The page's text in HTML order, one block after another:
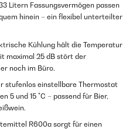
Litern Fassungsvermögen passen
hinein – ein flexibel unterteilter
Kühlung hält die Temperatur
maximal 25 dB stört der
noch im Büro.
stufenlos einstellbare Thermostat
5 und 15 °C – passend für Bier,
R600a sorgt für einen